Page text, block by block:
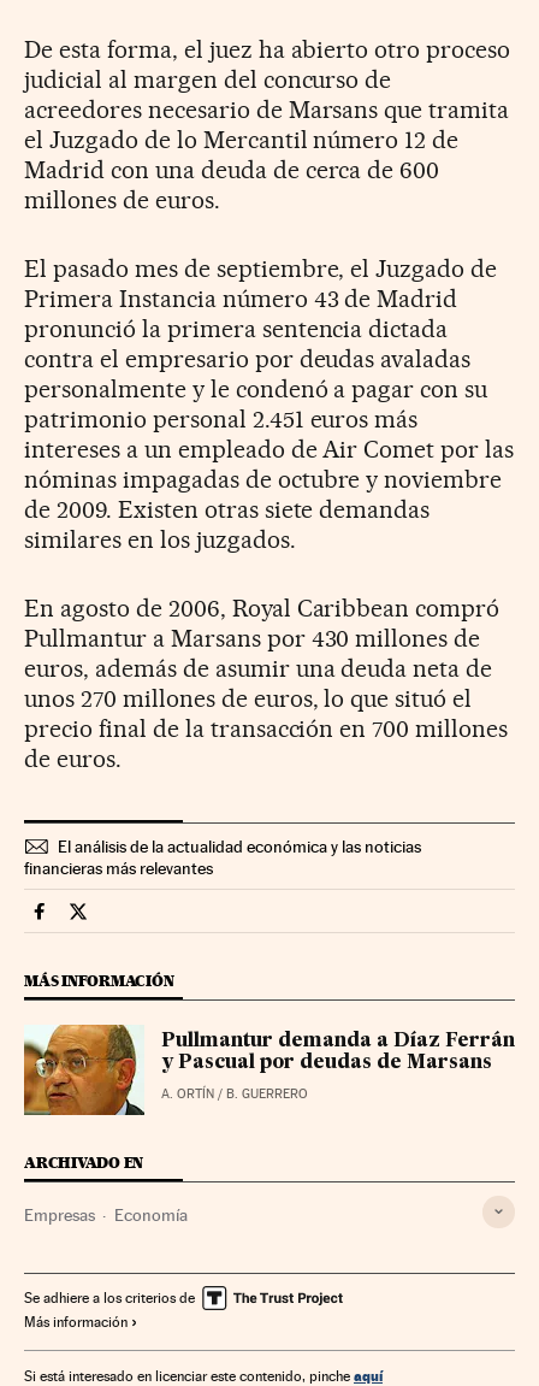
De esta forma, el juez ha abierto otro proceso
judicial al margen del concurso de
acreedores necesario de Marsans que tramita
el Juzgado de lo Mercantil número 12 de
Madrid con una deuda de cerca de 600
millones de euros.
El pasado mes de septiembre, el Juzgado de
Primera Instancia número 43 de Madrid
pronunció la primera sentencia dictada
contra el empresario por deudas avaladas
personalmente y le condenó a pagar con su
patrimonio personal 2.451 euros más
intereses a un empleado de Air Comet por las
nóminas impagadas de octubre y noviembre
de 2009. Existen otras siete demandas
similares en los juzgados.
En agosto de 2006, Royal Caribbean compró
Pullmantur a Marsans por 430 millones de
euros, además de asumir una deuda neta de
unos 270 millones de euros, lo que situó el
precio final de la transacción en 700 millones
de euros.
El análisis de la actualidad económica y las noticias
financieras más relevantes
Companias Cinco Días en Facebook
Companias Cinco Días en Twitter
MÁS INFORMACIÓN
Pullmantur demanda a Díaz Ferrán
y Pascual por deudas de Marsans
A. ORTÍN / B. GUERRERO
ARCHIVADO EN
Empresas Economía
Se adhiere a los criterios de
Más información
Si está interesado en licenciar este contenido, pinche aquí